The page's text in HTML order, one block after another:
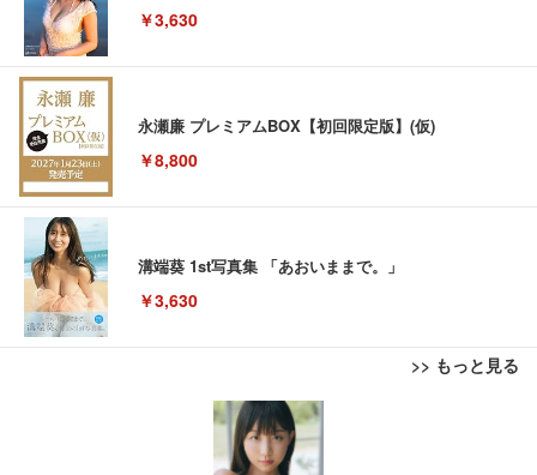
￥3,630
永瀬廉 プレミアムBOX【初回限定版】(仮)
￥8,800
溝端葵 1st写真集 「あおいままで。」
￥3,630
>> もっと見る
Juice=Juice Concert 2026 UP TO 11 MORE! MOR
E! (特典なし) [Blu-ray]